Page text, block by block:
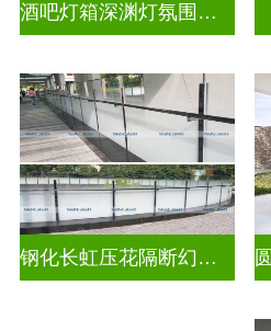
酒吧灯箱深渊灯氛围灯深渊镜
钢化长虹压花隔断幻彩炫彩渐变玻璃